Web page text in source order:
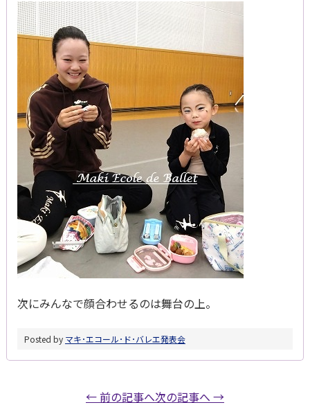
次にみんなで顔合わせるのは舞台の上。
Posted by マキ･エコール･ド･バレエ発表会
← 前の記事へ次の記事へ →